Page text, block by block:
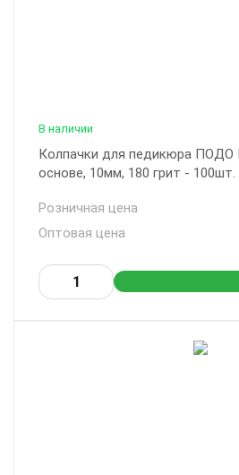
В наличии
Колпачки для педикюра ПОДО
основе, 10мм, 180 грит - 100шт.
Розничная цена
Оптовая цена